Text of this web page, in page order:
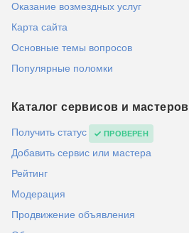
Оказание возмездных услуг
Карта сайта
Основные темы вопросов
Популярные поломки
Каталог сервисов и мастеров
Получить статус ПРОВЕРЕН
Добавить сервис или мастера
Рейтинг
Модерация
Продвижение объявления